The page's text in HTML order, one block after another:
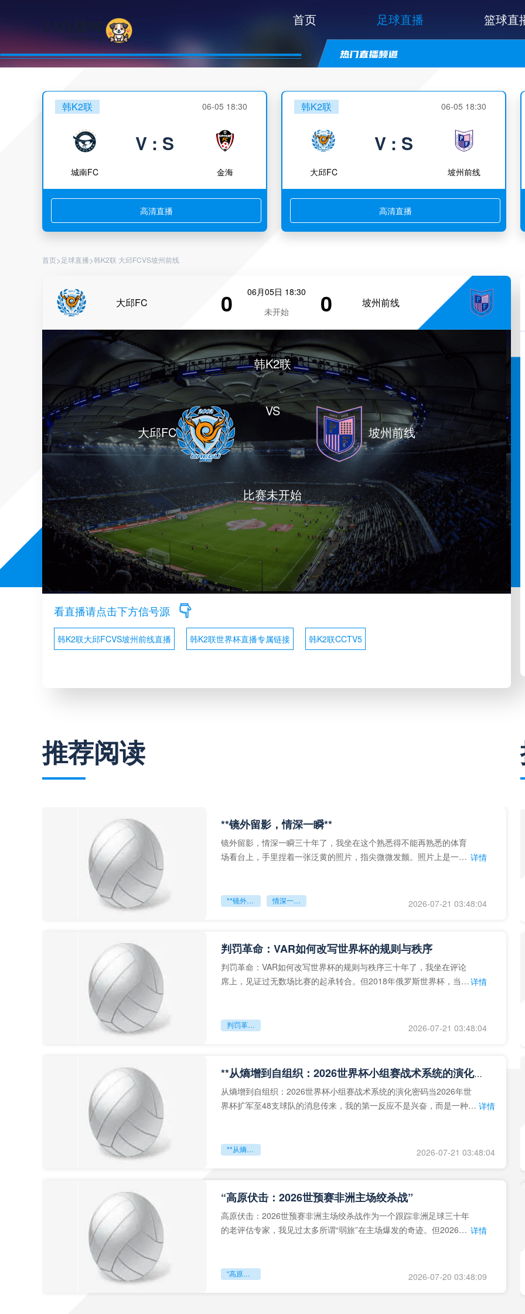
首页 足球直播 篮球直
韩K2联 06-05 18:30
城南FC
V : S
金海
高清直播
韩K2联 06-05 18:30
大邱FC
V : S
坡州前线
高清直播
首页> 足球直播>韩K2联 大邱FCVS坡州前线
大邱FC 0
06月05日 18:30
未开始
0 坡州前线
大邱FC
韩K2联
VS
比赛未开始
坡州前线
看直播请点击下方信号源
韩K2联大邱FCVS坡州前线直播 韩K2联世界杯直播专属链接 韩K2联CCTV5
推荐阅读
**镜外留影，情深一瞬**
镜外留影，情深一瞬三十年了，我坐在这个熟悉得不能再熟悉的体育
场看台上，手里捏着一张泛黄的照片，指尖微微发颤。照片上是一个 详情
**镜外留影 情深一瞬** 2026-07-21 03:48:04
判罚革命：VAR如何改写世界杯的规则与秩序
判罚革命：VAR如何改写世界杯的规则与秩序三十年了，我坐在评论
席上，见证过无数场比赛的起承转合。但2018年俄罗斯世界杯，当
详情
判罚革命：VAR如何改写世界杯的规则与秩序 2026-07-21 03:48:04
**从熵增到自组织：2026世界杯小组赛战术系统的演化密码**
从熵增到自组织：2026世界杯小组赛战术系统的演化密码当2026年世
界杯扩军至48支球队的消息传来，我的第一反应不是兴奋，而是一种深 详情
**从熵增到自组织：2026世界杯小组赛战术系统的演化密码** 2026-07-21 03:48:04
“高原伏击：2026世预赛非洲主场绞杀战”
高原伏击：2026世预赛非洲主场绞杀战作为一个跟踪非洲足球三十年
的老评估专家，我见过太多所谓“弱旅”在主场爆发的奇迹。但2026年 详情
“高原伏击：2026世预赛非洲主场绞杀战” 2026-07-20 03:48:09